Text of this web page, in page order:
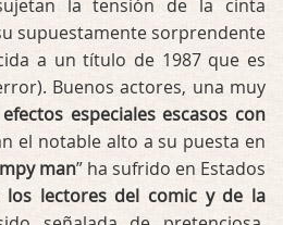
la tensión de la cinta
supuestamente sorprendente
a un título de 1987 que es
Buenos actores, una muy
especiales escasos con
el notable alto a su puesta en
man” ha sufrido en Estados
los lectores del comic y de la